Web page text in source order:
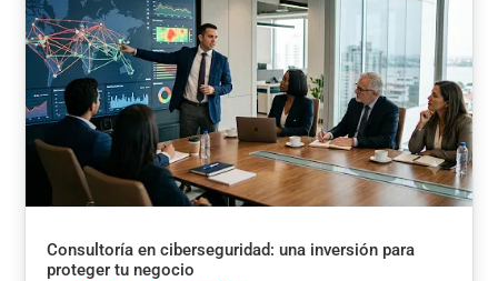
Consultoría en ciberseguridad: una inversión para
proteger tu negocio